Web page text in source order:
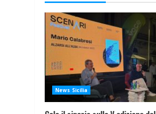
News Sicilia